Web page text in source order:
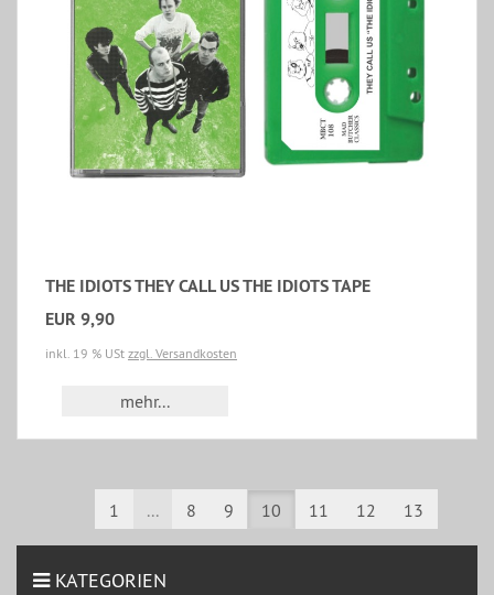
THE IDIOTS THEY CALL US THE IDIOTS TAPE
EUR 9,90
inkl. 19 % USt zzgl. Versandkosten
mehr...
1 ... 8 9 10 11 12 13
KATEGORIEN